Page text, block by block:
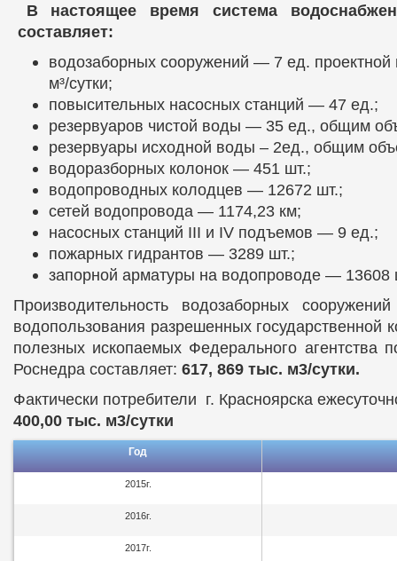
В настоящее время система
составляет:
водозаборных сооружений — 7 ед.
м³/сутки;
повысительных насосных станций — 47 ед.;
резервуаров чистой воды — 35 ед., общим
резервуары исходной воды – 2ед., общим
водоразборных колонок — 451 шт.;
водопроводных колодцев — 12672 шт.;
сетей водопровода — 1174,23 км;
насосных станций III и IV подъемов — 9 ед.;
пожарных гидрантов — 3289 шт.;
запорной арматуры на водопроводе — 13608
Производительность водозаборных
водопользования разрешенных государственной
полезных ископаемых Федерального агентства
Роснедра составляет: 617, 869 тыс. м3/сутки.
Фактически потребители г. Красноярска
400,00 тыс. м3/сутки
Год
2015г.
2016г.
2017г.